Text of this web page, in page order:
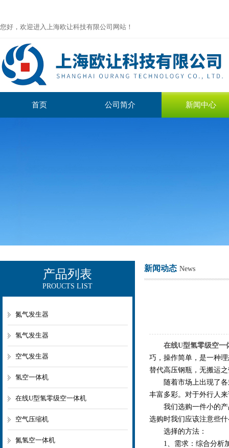
您好，欢迎进入上海欧让科技有限公司网站！
首页 公司简介 新闻中心
产品列表
PROUCTS LIST
氮气发生器
氢气发生器
空气发生器
氢空一体机
在线U型氢零级空一体机
空气压缩机
氮氢空一体机
新闻动态 News
在线U型氢零级空一
巧，操作简单，是一种
替代高压钢瓶，无搬运
随着市场上出现了各
丰富多彩。对于外行人
我们选购一件小的产
选购时我们应该注意些
选择的方法：
1、需求：综合分析加